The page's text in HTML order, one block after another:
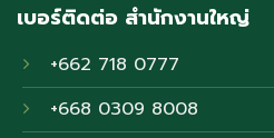
เบอร์ติดต่อ สำนักงานใหญ่
+662 718 0777
+668 0309 8008